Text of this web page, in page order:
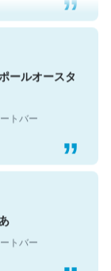
ールオースタ
トバー
トバー